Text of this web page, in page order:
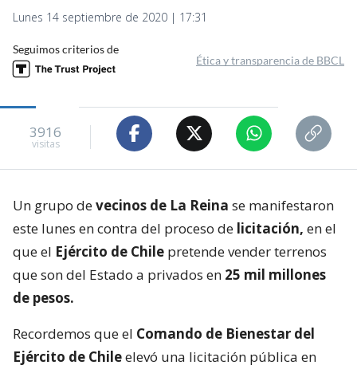
Lunes 14 septiembre de 2020 | 17:31
Seguimos criterios de
Ética y transparencia de BBCL
3916
visitas
Un grupo devecinos de La Reina se manifestaron
este lunes en contra del proceso de licitación, en el
que el Ejército de Chile pretende vender terrenos
que son del Estado a privados en 25 mil millones
de pesos.
Recordemos que el Comando de Bienestar del
Ejército de Chileelevó una licitación pública en